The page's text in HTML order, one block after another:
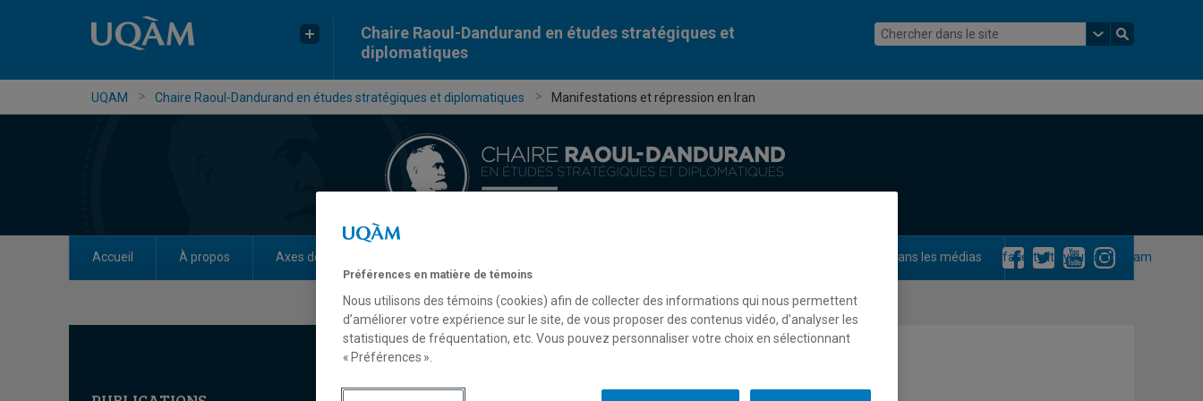
Chaire Raoul-Dandurand en études stratégiques et
diplomatiques
UQAM Chaire Raoul-Dandurand en études stratégiques et diplomatiques Manifestations et répression en Iran
Accueil À propos Axes de recherche Dans les médias facebook
twitteryoutubeinstagram
Préférences en matière de témoins
Nous utilisons des témoins (cookies) afin de collecter des informations qui nous permettent
d’améliorer votre expérience sur le site, de vous proposer des contenus vidéo, d’analyser les
statistiques de fréquentation, etc. Vous pouvez personnaliser votre choix en sélectionnant
« Préférences ».